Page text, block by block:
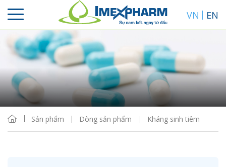
VN EN
Sản phẩm Dòng sản phẩm Kháng sinh tiêm
Sắp xếp
Hiển thị